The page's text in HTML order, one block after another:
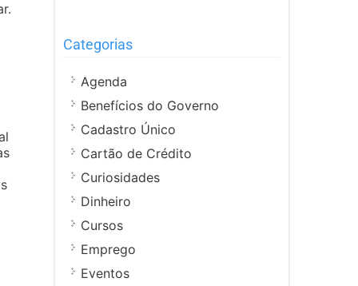
Categorias
Agenda
Benefícios do Governo
Cadastro Único
Cartão de Crédito
Curiosidades
Dinheiro
Cursos
Emprego
Eventos